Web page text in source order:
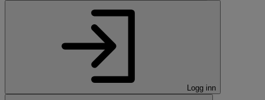
Logg inn